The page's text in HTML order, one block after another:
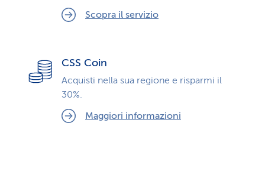
Scopra il servizio
CSS Coin
Acquisti nella sua regione e risparmi il
30%.
Maggiori informazioni